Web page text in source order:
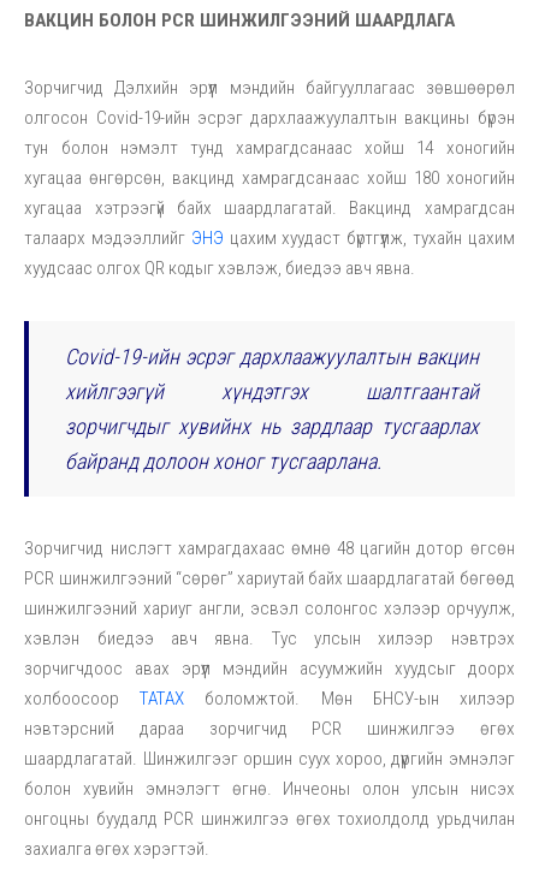
ВАКЦИН БОЛОН PCR ШИНЖИЛГЭЭНИЙ ШААРДЛАГА
Зорчигчид Дэлхийн эрүүл мэндийн байгууллагаас зөвшөөрөл
олгосон Covid-19-ийн эсрэг дархлаажуулалтын вакцины бүрэн
тун болон нэмэлт тунд хамрагдсанаас хойш 14 хоногийн
хугацаа өнгөрсөн, вакцинд хамрагдсанаас хойш 180 хоногийн
хугацаа хэтрээгүй байх шаардлагатай. Вакцинд хамрагдсан
талаарх мэдээллийг ЭНЭ цахим хуудаст бүртгүүлж, тухайн цахим
хуудсаас олгох QR кодыг хэвлэж, биедээ авч явна.
Covid-19-ийн эсрэг дархлаажуулалтын вакцин
хийлгээгүй хүндэтгэх шалтгаантай
зорчигчдыг хувийнх нь зардлаар тусгаарлах
байранд долоон хоног тусгаарлана.
Зорчигчид нислэгт хамрагдахаас өмнө 48 цагийн дотор өгсөн
PCR шинжилгээний “сөрөг” хариутай байх шаардлагатай бөгөөд
шинжилгээний хариуг англи, эсвэл солонгос хэлээр орчуулж,
хэвлэн биедээ авч явна. Тус улсын хилээр нэвтрэх
зорчигчдоос авах эрүүл мэндийн асуумжийн хуудсыг доорх
холбоосоорТАТАХ боломжтой. Мөн БНСУ-ын хилээр
нэвтэрсний дараа зорчигчид PCR шинжилгээ өгөх
шаардлагатай. Шинжилгээг оршин суух хороо, дүүргийн эмнэлэг
болон хувийн эмнэлэгт өгнө. Инчеоны олон улсын нисэх
онгоцны буудалд PCR шинжилгээ өгөх тохиолдолд урьдчилан
захиалга өгөх хэрэгтэй.